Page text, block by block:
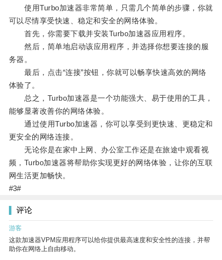
使用Turbo加速器非常简单，只需几个简单的步骤，你就
可以尽情享受快速、稳定和安全的网络体验。
首先，你需要下载并安装Turbo加速器应用程序。
然后，简单地启动该应用程序，并选择你想要连接的服
务器。
最后，点击“连接”按钮，你就可以畅享快速高效的网络
体验了。
总之，Turbo加速器是一个功能强大、易于使用的工具，
能够显著改善你的网络体验。
通过使用Turbo加速器，你可以享受到更快速、更稳定和
更安全的网络连接。
无论你是在家中上网、办公室工作还是在旅途中观看视
频，Turbo加速器将帮助你实现更好的网络体验，让你的互联
网生活更加畅快。
#3#
评论
游客
这款加速器VPM应用程序可以给你提供最高速度和安全性的连接，并帮
助你在网络上自由移动。